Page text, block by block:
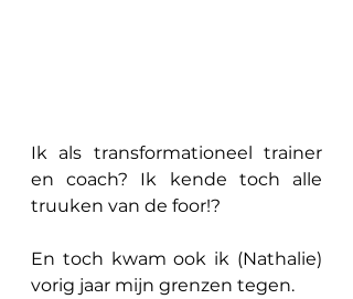
Ik als transformationeel trainer
en coach? Ik kende toch alle
truuken van de foor!?
En toch kwam ook ik (Nathalie)
vorig jaar mijn grenzen tegen.